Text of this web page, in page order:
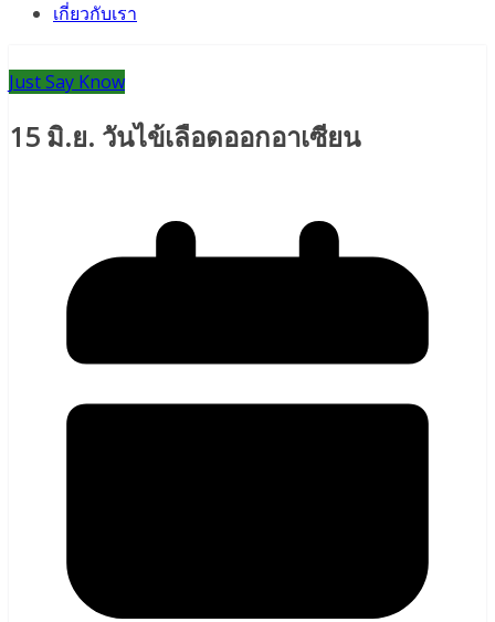
เกี่ยวกับเรา
Just Say Know
15 มิ.ย. วันไข้เลือดออกอาเซียน